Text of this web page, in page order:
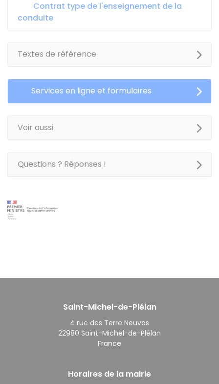
Contrat type de l'enseignement de la
conduite
Textes de référence
Services en ligne et formulaires
Voir aussi
Questions ? Réponses !
Saint-Michel-de-Plélan
4 rue des Terre Neuvas
22980 Saint-Michel-de-Plélan
France
Horaires de la mairie